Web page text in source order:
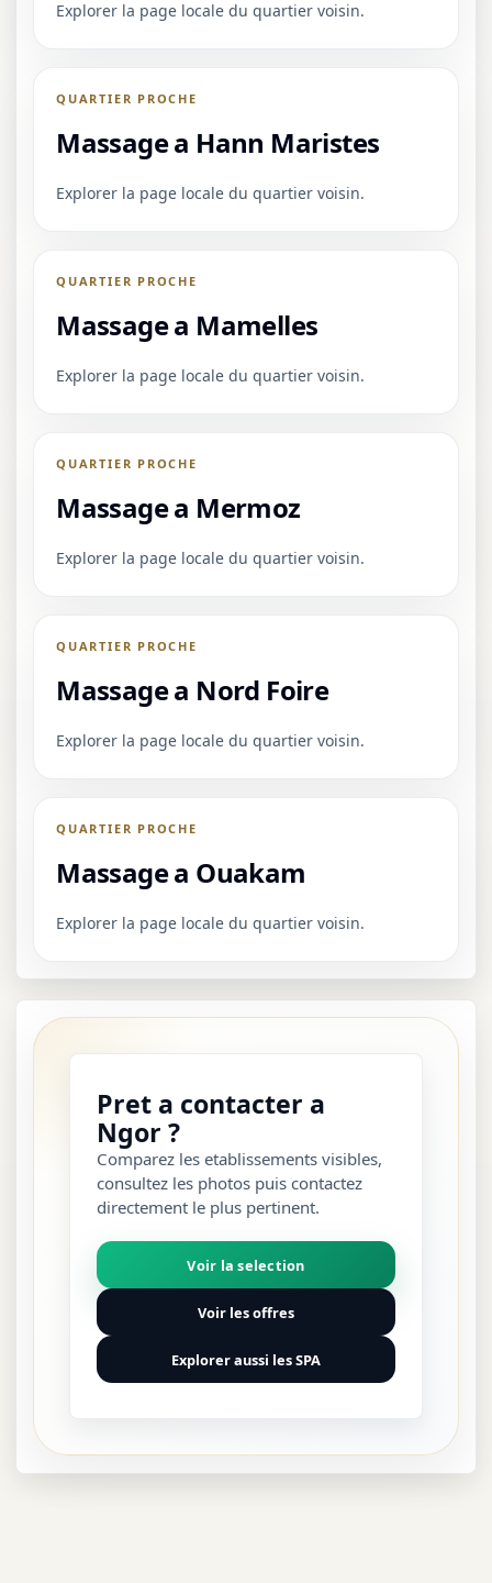
Explorer la page locale du quartier voisin.
QUARTIER PROCHE
Massage a Hann Maristes
Explorer la page locale du quartier voisin.
QUARTIER PROCHE
Massage a Mamelles
Explorer la page locale du quartier voisin.
QUARTIER PROCHE
Massage a Mermoz
Explorer la page locale du quartier voisin.
QUARTIER PROCHE
Massage a Nord Foire
Explorer la page locale du quartier voisin.
QUARTIER PROCHE
Massage a Ouakam
Explorer la page locale du quartier voisin.
Pret a contacter a
Ngor ?
Comparez les etablissements visibles,
consultez les photos puis contactez
directement le plus pertinent.
Voir la selection
Voir les offres
Explorer aussi les SPA